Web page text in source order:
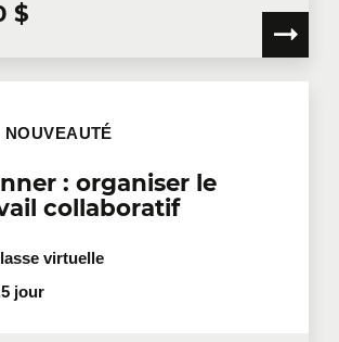
$
: organiser le
collaboratif
NOUVEAUTÉ
virtuelle
jour